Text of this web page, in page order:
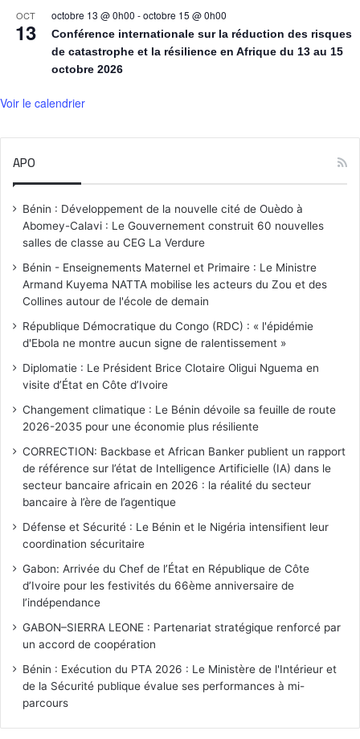
OCT
13
octobre 13 @ 0h00 -octobre 15 @ 0h00
Conférence internationale sur la réduction des risques
de catastrophe et la résilience en Afrique du 13 au 15
octobre 2026
Voir le calendrier
APO
Bénin : Développement de la nouvelle cité de Ouèdo à
Abomey-Calavi : Le Gouvernement construit 60 nouvelles
salles de classe au CEG La Verdure
Bénin - Enseignements Maternel et Primaire : Le Ministre
Armand Kuyema NATTA mobilise les acteurs du Zou et des
Collines autour de l'école de demain
République Démocratique du Congo (RDC) : « l'épidémie
d'Ebola ne montre aucun signe de ralentissement »
Diplomatie : Le Président Brice Clotaire Oligui Nguema en
visite d’État en Côte d’Ivoire
Changement climatique : Le Bénin dévoile sa feuille de route
2026-2035 pour une économie plus résiliente
CORRECTION: Backbase et African Banker publient un rapport
de référence sur l’état de Intelligence Artificielle (IA) dans le
secteur bancaire africain en 2026 : la réalité du secteur
bancaire à l’ère de l’agentique
Défense et Sécurité : Le Bénin et le Nigéria intensifient leur
coordination sécuritaire
Gabon: Arrivée du Chef de l’État en République de Côte
d’Ivoire pour les festivités du 66ème anniversaire de
l’indépendance
GABON–SIERRA LEONE : Partenariat stratégique renforcé par
un accord de coopération
Bénin : Exécution du PTA 2026 : Le Ministère de l'Intérieur et
de la Sécurité publique évalue ses performances à mi-
parcours